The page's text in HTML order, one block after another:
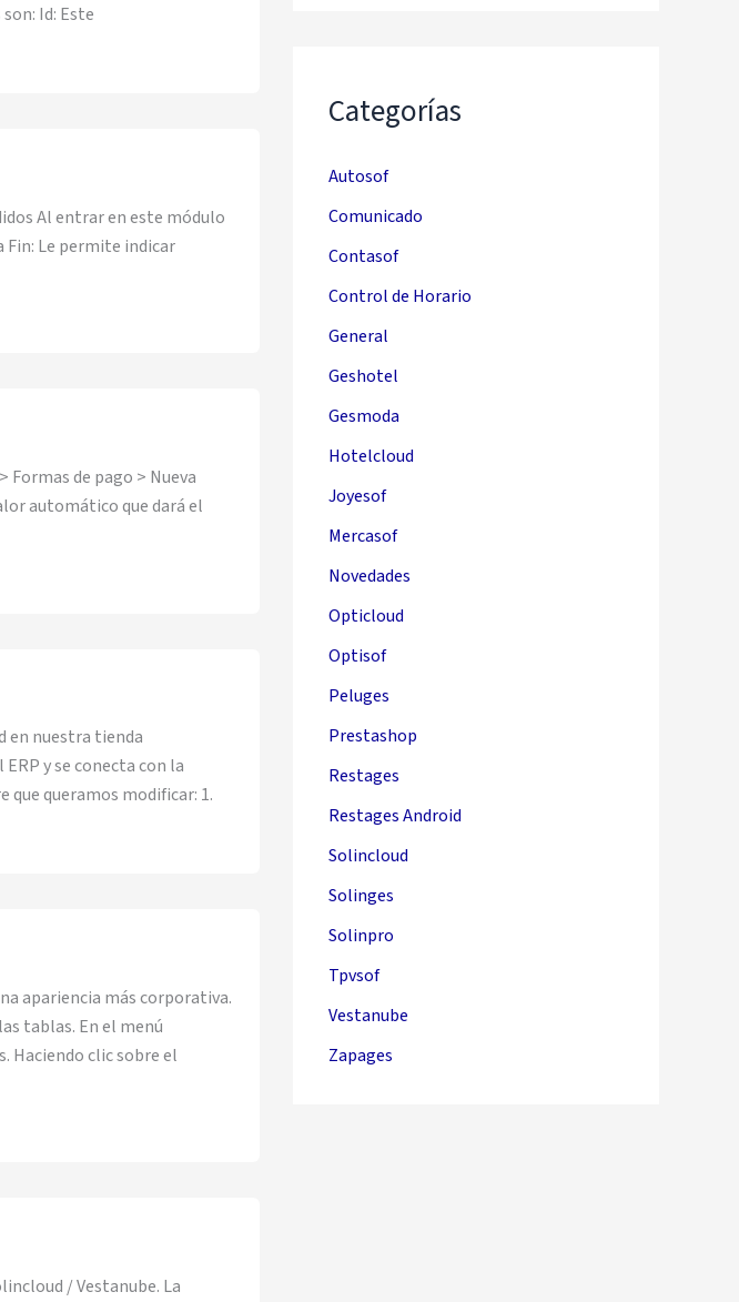
Id: Este
Al entrar en este módulo
Fin: Le permite indicar
de pago > Nueva
automático que dará el
en nuestra tienda
y se conecta con la
que queramos modificar: 1.
apariencia más corporativa.
tablas. En el menú
Haciendo clic sobre el
/ Vestanube. La
Categorías
Autosof
Comunicado
Contasof
Control de Horario
General
Geshotel
Gesmoda
Hotelcloud
Joyesof
Mercasof
Novedades
Opticloud
Optisof
Peluges
Prestashop
Restages
Restages Android
Solincloud
Solinges
Solinpro
Tpvsof
Vestanube
Zapages